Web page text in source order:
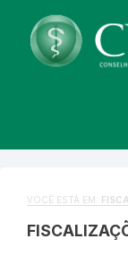
VOCÊ ESTÁ EM: